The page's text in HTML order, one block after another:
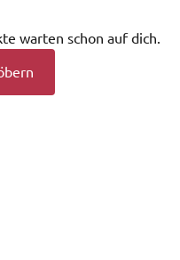
warten schon auf dich.